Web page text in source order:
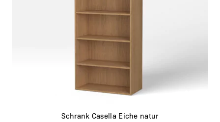
Schrank Casella Eiche natur